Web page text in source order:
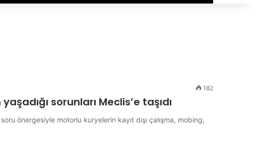
yap
182
sorunları Meclis’e taşıdı
önergesiyle motorlu kuryelerin kayıt dışı çalışma, mobing,